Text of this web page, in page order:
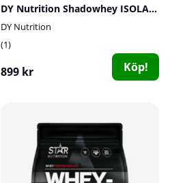
DY Nutrition Shadowhey ISOLATE, 2 kg
DY Nutrition
1
899 kr Köp!